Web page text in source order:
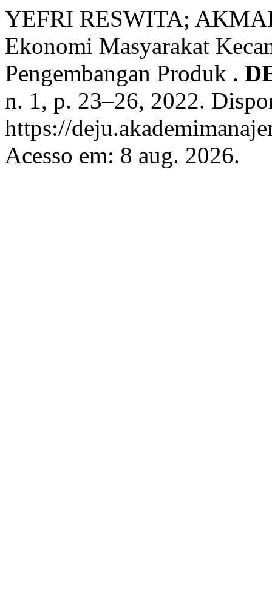
YEFRI RESWITA;
Ekonomi Masyarakat
Pengembangan Produk .
n. 1, p. 23–26, 2022.
https://
Acesso em: 8 aug. 2026.